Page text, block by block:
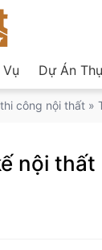
Dự Án
công nội thất »
nội